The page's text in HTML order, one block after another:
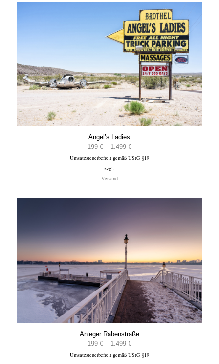
Angel’s Ladies
199 € – 1.499 €Preisspanne:
199 €
Umsatzsteuerbefreit gemäß UStG §19
zzgl.
Versand
Anleger Rabenstraße
199 € – 1.499 €Preisspanne:
199 €
Umsatzsteuerbefreit gemäß UStG §19